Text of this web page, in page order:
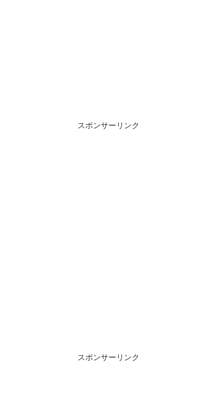
スポンサーリンク
スポンサーリンク